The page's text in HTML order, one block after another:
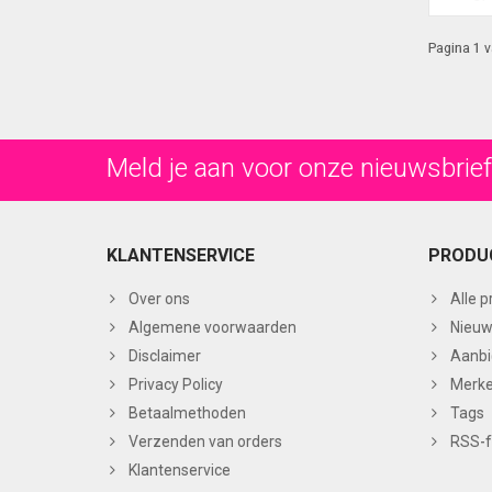
Pagina 1
Meld je aan voor onze nieuwsbrief
KLANTENSERVICE
Over ons
Algemene voorwaarden
Disclaimer
Privacy Policy
Betaalmethoden
Verzenden van orders
Klantenservice
Alle
Tags
RSS-